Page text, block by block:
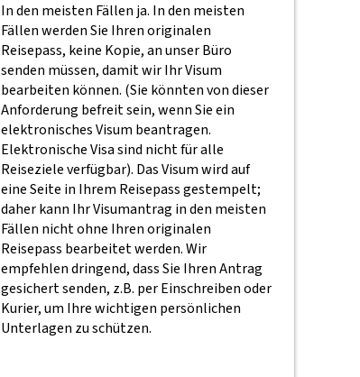
In den meisten Fällen ja. In den meisten
Fällen werden Sie Ihren originalen
Reisepass, keine Kopie, an unser Büro
senden müssen, damit wir Ihr Visum
bearbeiten können. (Sie könnten von dieser
Anforderung befreit sein, wenn Sie ein
elektronisches Visum beantragen.
Elektronische Visa sind nicht für alle
Reiseziele verfügbar). Das Visum wird auf
eine Seite in Ihrem Reisepass gestempelt;
daher kann Ihr Visumantrag in den meisten
Fällen nicht ohne Ihren originalen
Reisepass bearbeitet werden. Wir
empfehlen dringend, dass Sie Ihren Antrag
gesichert senden, z.B. per Einschreiben oder
Kurier, um Ihre wichtigen persönlichen
Unterlagen zu schützen.